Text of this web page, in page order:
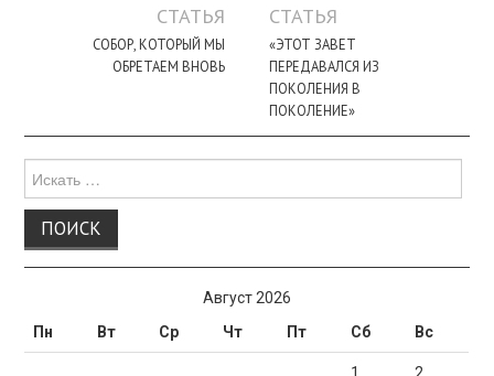
записи
СТАТЬЯ
СОБОР, КОТОРЫЙ МЫ
ОБРЕТАЕМ ВНОВЬ
СТАТЬЯ
«ЭТОТ ЗАВЕТ
ПЕРЕДАВАЛСЯ ИЗ
ПОКОЛЕНИЯ В
ПОКОЛЕНИЕ»
для:
Август 2026
Пн
Вт Ср Чт Пт Сб Вс